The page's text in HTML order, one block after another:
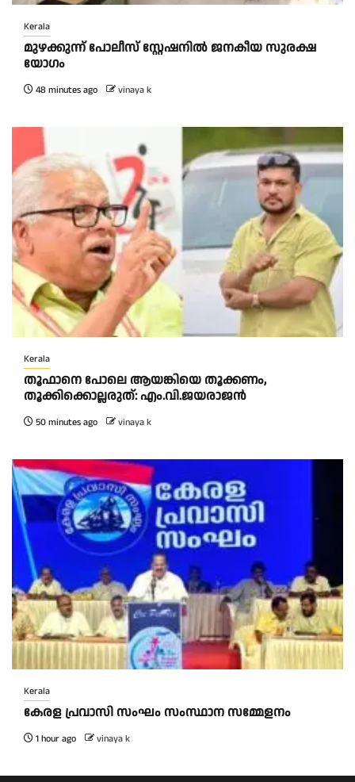
Kerala
മുഴക്കുന്ന് പോലീസ് സ്റ്റേഷനിൽ ജനകീയ സുരക്ഷ
യോഗം
48 minutes ago vinaya k
Kerala
തൂഫാനെ പോലെ ആയങ്കിയെ തൂക്കണം,
തൂക്കിക്കൊല്ലരുത്: എം.വി.ജയരാജന്‍
50 minutes ago vinaya k
Kerala
കേരള പ്രവാസി സംഘം സംസ്ഥാന സമ്മേളനം
1 hour ago vinaya k